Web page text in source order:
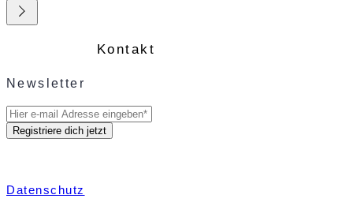
Kontakt
Newsletter
Registriere dich jetzt
Datenschutz